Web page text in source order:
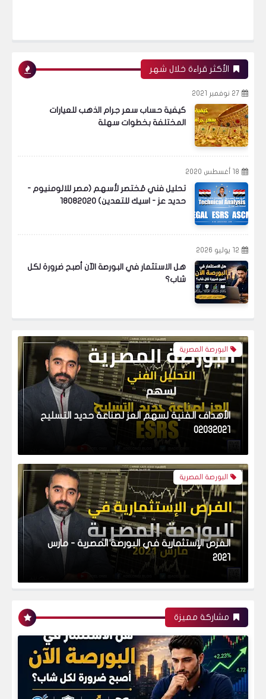
الأكثر قراءة خلال شهر
27 نوفمبر 2021
كيفية حساب سعر جرام الذهب للعيارات
المختلفة بخطوات سهلة
18 أغسطس 2020
تحليل فني مُختصر لأسهم (مصر للالومنيوم -
حديد عز - اسيك للتعدين) 18082020
12 يوليو 2026
هل الاستثمار في البورصة الآن أصبح ضرورة لكل
شاب؟
البورصة المصرية
والتعمير 03032021
البورصة المصرية
الأهداف الفنية لسهم العز لصناعة حديد التسليح
02032021
البورصة المصرية
الفرص الإستثمارية في البورصة المصرية - مارس
2021
أسواق عالمية
التحليل الفني لمؤشر داوجونز - فبراير 2021
مشاركة مميزة